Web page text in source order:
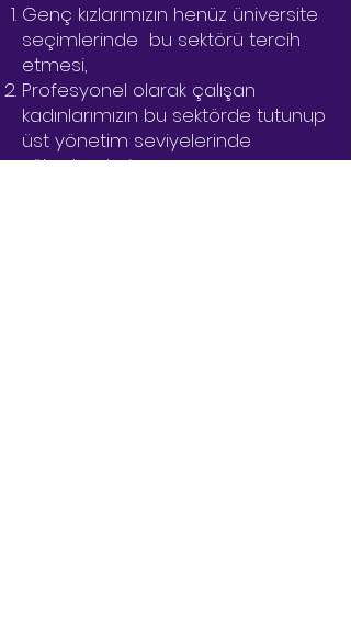
Genç kızlarımızın henüz üniversite
seçimlerinde bu sektörü tercih
etmesi,
Profesyonel olarak çalışan
kadınlarımızın bu sektörde tutunup
üst yönetim seviyelerinde
yükselmeleri